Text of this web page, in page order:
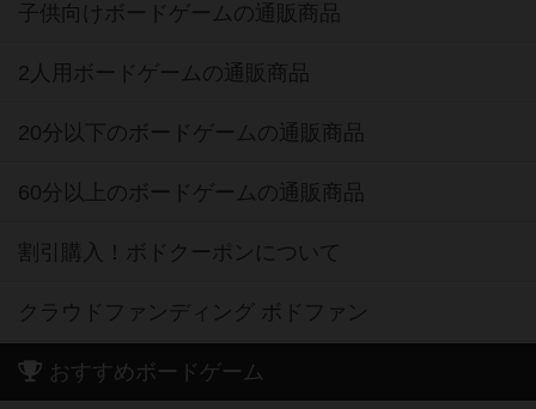
子供向けボードゲームの通販商品
2人用ボードゲームの通販商品
20分以下のボードゲームの通販商品
60分以上のボードゲームの通販商品
割引購入！ボドクーポンについて
クラウドファンディング ボドファン
おすすめボードゲーム